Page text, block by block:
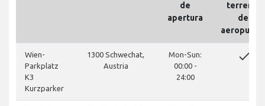
de
apertura
terrenos
del
Wien-
Parkplatz
K3
Kurzparker
1300 Schwechat,
Austria
Mon-Sun:
00:00 -
24:00
done